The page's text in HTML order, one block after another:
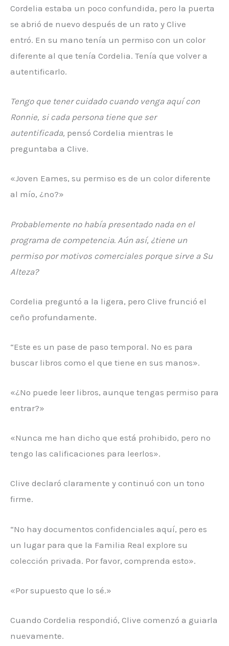
Cordelia estaba un poco confundida, pero la puerta
se abrió de nuevo después de un rato y Clive
entró. En su mano tenía un permiso con un color
diferente al que tenía Cordelia. Tenía que volver a
autentificarlo.
Tengo que tener cuidado cuando venga aquí con
Ronnie, si cada persona tiene que ser
autentificada, pensó Cordelia mientras le
preguntaba a Clive.
«Joven Eames, su permiso es de un color diferente
al mío, ¿no?»
Probablemente no había presentado nada en el
programa de competencia. Aún así, ¿tiene un
permiso por motivos comerciales porque sirve a Su
Alteza?
Cordelia preguntó a la ligera, pero Clive frunció el
ceño profundamente.
“Este es un pase de paso temporal. No es para
buscar libros como el que tiene en sus manos».
«¿No puede leer libros, aunque tengas permiso para
entrar?»
«Nunca me han dicho que está prohibido, pero no
tengo las calificaciones para leerlos».
Clive declaró claramente y continuó con un tono
firme.
“No hay documentos confidenciales aquí, pero es
un lugar para que la Familia Real explore su
colección privada. Por favor, comprenda esto».
«Por supuesto que lo sé.»
Cuando Cordelia respondió, Clive comenzó a guiarla
nuevamente.